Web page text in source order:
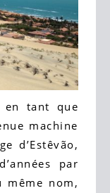
en tant que
machine
d’Estêvão,
par
même nom,